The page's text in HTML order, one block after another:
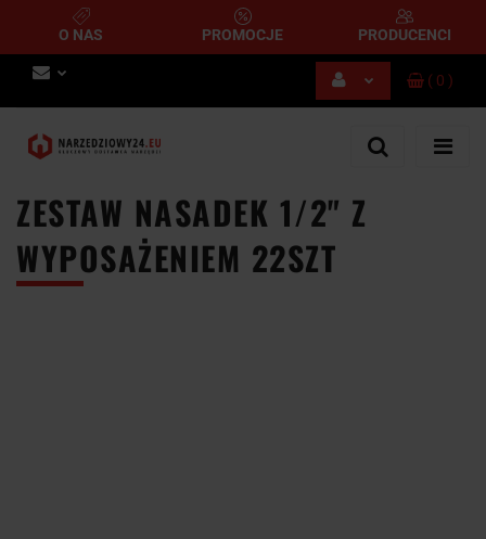
O NAS PROMOCJE PRODUCENCI
( 0 )
ZESTAW NASADEK 1/2" Z
WYPOSAŻENIEM 22SZT